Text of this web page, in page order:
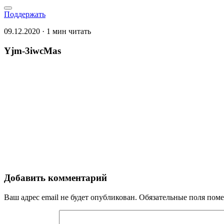
Поддержать
09.12.2020 · 1 мин читать
Yjm-3iwcMas
Добавить комментарий
Ваш адрес email не будет опубликован. Обязательные поля